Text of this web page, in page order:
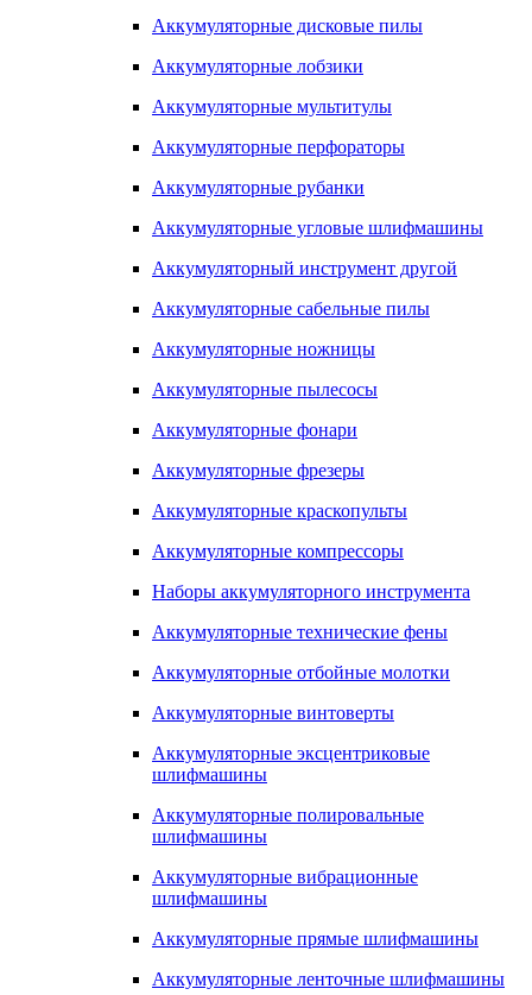
Аккумуляторные дисковые пилы
Аккумуляторные лобзики
Аккумуляторные мультитулы
Аккумуляторные перфораторы
Аккумуляторные рубанки
Аккумуляторные угловые шлифмашины
Аккумуляторный инструмент другой
Аккумуляторные сабельные пилы
Аккумуляторные ножницы
Аккумуляторные пылесосы
Аккумуляторные фонари
Аккумуляторные фрезеры
Аккумуляторные краскопульты
Аккумуляторные компрессоры
Наборы аккумуляторного инструмента
Аккумуляторные технические фены
Аккумуляторные отбойные молотки
Аккумуляторные винтоверты
Аккумуляторные эксцентриковые
шлифмашины
Аккумуляторные полировальные
шлифмашины
Аккумуляторные вибрационные
шлифмашины
Аккумуляторные прямые шлифмашины
Аккумуляторные ленточные шлифмашины